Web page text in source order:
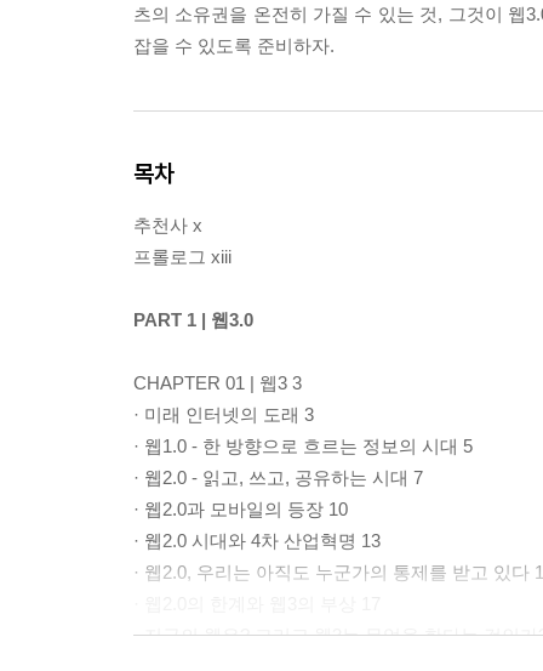
츠의 소유권을 온전히 가질 수 있는 것, 그것이 웹
잡을 수 있도록 준비하자.
목차
추천사 x
프롤로그 xiii
PART 1 | 웹3.0
CHAPTER 01 | 웹3 3
· 미래 인터넷의 도래 3
· 웹1.0 - 한 방향으로 흐르는 정보의 시대 5
· 웹2.0 - 읽고, 쓰고, 공유하는 시대 7
· 웹2.0과 모바일의 등장 10
· 웹2.0 시대와 4차 산업혁명 13
· 웹2.0, 우리는 아직도 누군가의 통제를 받고 있다
· 지금의 웹은? 그리고 웹3는 무엇을 한다는 것인가